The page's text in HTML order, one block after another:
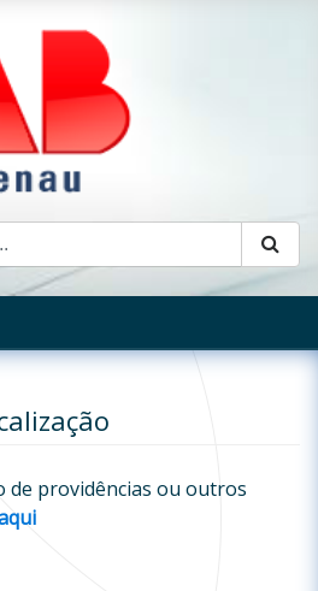
de providências ou outros